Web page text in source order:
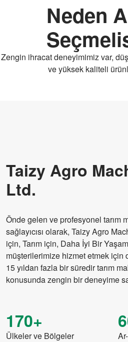
4.05kW
Neden
Zengin ihracat deneyimimiz var,
ve yüksek kaliteli
Taizy Agro
Ltd.
Önde gelen ve profesyonel tarım
sağlayıcısı olarak, Taizy Agro
için, Tarım için, Daha İyi Bir
müşterilerimize hizmet etmek için
15 yıldan fazla bir süredir tarım
konusunda zengin bir deneyime
170+
Ülkeler ve Bölgeler